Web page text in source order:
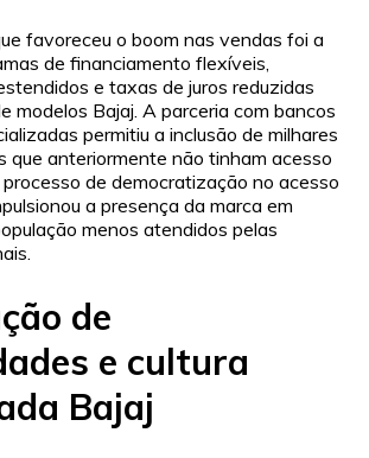
favoreceu o boom nas vendas foi a
de financiamento flexíveis,
e taxas de juros reduzidas
modelos Bajaj. A parceria com bancos
permitiu a inclusão de milhares
que anteriormente não tinham acesso
de democratização no acesso
a presença da marca em
menos atendidos pelas
de
e cultura
Bajaj